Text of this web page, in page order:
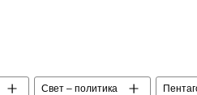
Свет – политика